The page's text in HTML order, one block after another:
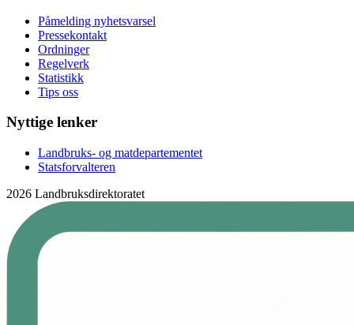
Påmelding nyhetsvarsel
Pressekontakt
Ordninger
Regelverk
Statistikk
Tips oss
Nyttige lenker
Landbruks- og matdepartementet
Statsforvalteren
2026 Landbruksdirektoratet